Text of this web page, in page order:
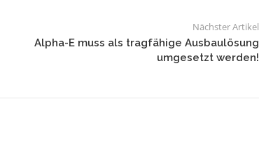
Nächster Artikel
Alpha-E muss als tragfähige Ausbaulösung
umgesetzt werden!